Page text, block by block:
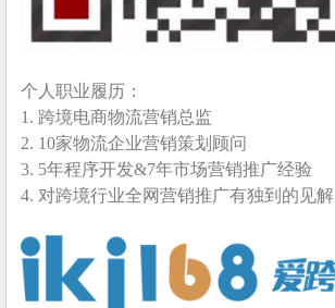
个人职业履历：
1. 跨境电商物流营销总监
2. 10家物流企业营销策划顾问
3. 5年程序开发&7年市场营销推广经验
4. 对跨境行业全网营销推广有独到的见解